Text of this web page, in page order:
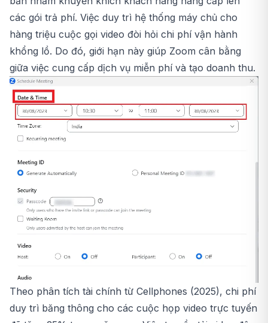
các gói trả phí. Việc duy trì hệ thống máy chủ cho
hàng triệu cuộc gọi video đòi hỏi chi phí vận hành
khổng lồ. Do đó, giới hạn này giúp Zoom cân bằng
giữa việc cung cấp dịch vụ miễn phí và tạo doanh thu.
Theo phân tích tài chính từ Cellphones (2025), chi phí
duy trì băng thông cho các cuộc họp video trực tuyến